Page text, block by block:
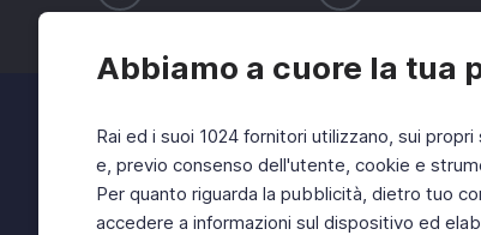
Abbiamo a cuore la tua
Rai ed i suoi 1024 fornitori utilizzano, sui
e, previo consenso dell'utente, cookie e
Per quanto riguarda la pubblicità, dietro tuo
accedere a informazioni sul dispositivo ed